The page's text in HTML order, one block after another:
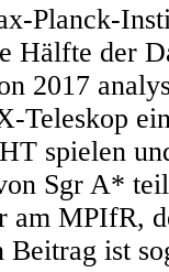
Planck-
Hälfte der
2017
Teleskop
spielen
Sgr A*
am MPIfR,
ist